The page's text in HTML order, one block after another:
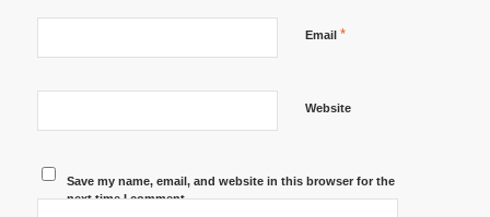
Email *
Website
Save my name, email, and website in this browser for the
next time I comment.